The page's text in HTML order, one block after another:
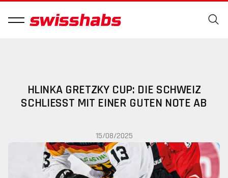
HLINKA GRETZKY CUP: DIE SCHWEIZ
SCHLIESST MIT EINER GUTEN NOTE AB
15/08/2025